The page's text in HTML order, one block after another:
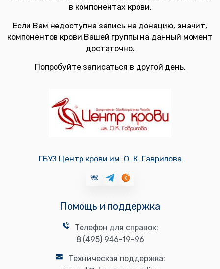
в компонентах крови.
Если Вам недоступна запись на донацию, значит,
компонентов крови Вашей группы на данный момент
достаточно.
Попробуйте записаться в другой день.
ГБУЗ Центр крови им. О. К. Гаврилова
Помощь и поддержка
Телефон для справок:
8 (495) 946-19-96
Техническая поддержка: